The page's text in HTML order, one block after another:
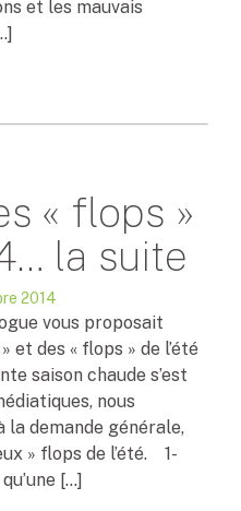
et les mauvais
« flops »
la suite
2014
vous proposait
et des « flops » de l’été
saison chaude s’est
nous
la demande générale,
» flops de l’été. 1-
[…]